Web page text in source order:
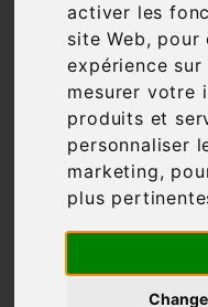
activer les
site Web, pour
expérience sur
mesurer votre
produits et
personnaliser
marketing,
plus
Pertinence